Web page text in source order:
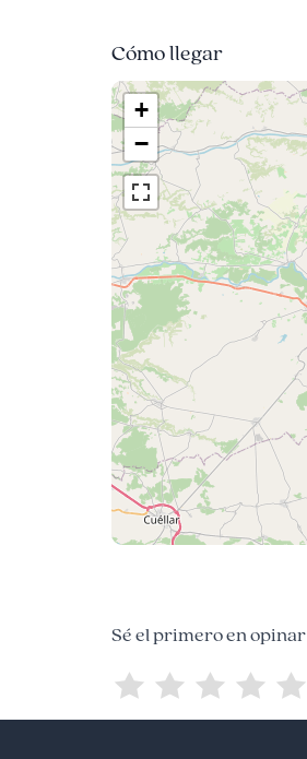
Cómo llegar
+
−
Sé el primero en opinar